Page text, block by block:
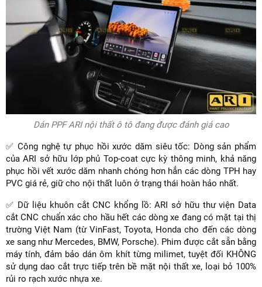
Dán PPF ARI nội thất ô tô đang được đánh giá cao
✅ Công nghệ tự phục hồi xước dăm siêu tốc: Dòng sản phẩm
của ARI sở hữu lớp phủ Top-coat cực kỳ thông minh, khả năng
phục hồi vết xước dăm nhanh chóng hơn hẳn các dòng TPH hay
PVC giá rẻ, giữ cho nội thất luôn ở trạng thái hoàn hảo nhất.
✅ Dữ liệu khuôn cắt CNC khổng lồ: ARI sở hữu thư viện Data
cắt CNC chuẩn xác cho hầu hết các dòng xe đang có mặt tại thị
trường Việt Nam (từ VinFast, Toyota, Honda cho đến các dòng
xe sang như Mercedes, BMW, Porsche). Phim được cắt sẵn bằng
máy tính, đảm bảo dán ôm khít từng milimet, tuyệt đối KHÔNG
sử dụng dao cắt trực tiếp trên bề mặt nội thất xe, loại bỏ 100%
rủi ro rạch xước nhựa xe.